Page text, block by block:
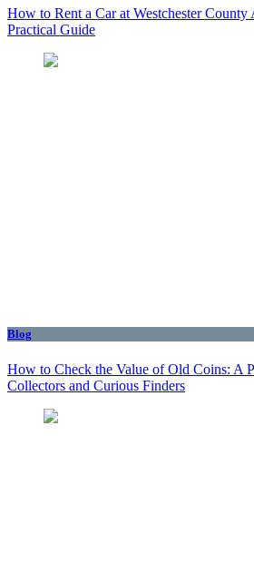
How to Rent a Car at Westchester
Practical Guide
Blog
How to Check the Value of Old Coins: A
Collectors and Curious Finders